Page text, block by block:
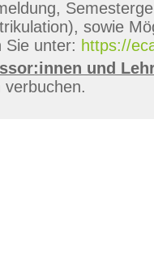
sowie
Sie unter: https://
und
verbuchen.